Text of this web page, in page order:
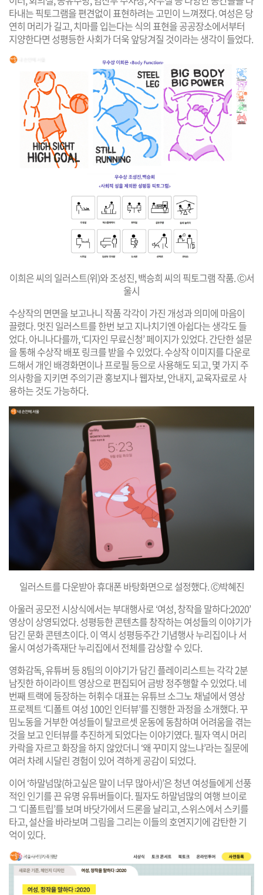
타내는 픽토그램을 편견없이 표현하려는 고민이 느껴졌다. 여성은 당
연히 머리가 길고, 치마를 입는다는 식의 표현을 공공장소에서부터
지양한다면 성평등한 사회가 더욱 앞당겨질 것이라는 생각이 들었다.
이희은 씨의 일러스트(위)와 조성진, 백승희 씨의 픽토그램 작품. Ⓒ서
울시
수상작의 면면을 보고나니 작품 각각이 가진 개성과 의미에 마음이
끌렸다. 멋진 일러스트를 한번 보고 지나치기엔 아쉽다는 생각도 들
었다. 아니나다를까, ‘디자인 무료신청’ 페이지가 있었다. 간단한 설문
을 통해 수상작 배포 링크를 받을 수 있었다. 수상작 이미지를 다운로
드해서 개인 배경화면이나 프로필 등으로 사용해도 되고, 몇 가지 주
의사항을 지키면 주의기관 홍보지나 웹자보, 안내지, 교육자료로 사
용하는 것도 가능하다.
일러스트를 다운받아 휴대폰 바탕화면으로 설정했다. Ⓒ박혜진
아울러 공모전 시상식에서는 부대행사로 ‘여성, 창작을 말하다:2020’
영상이 상영되었다. 성평등한 콘텐츠를 창작하는 여성들의 이야기가
담긴 문화 콘텐츠이다. 이 역시 성평등주간 기념행사 누리집이나 서
울시 여성가족재단 누리집에서 전체를 감상할 수 있다.
영화감독, 유튜버 등 8팀의 이야기가 담긴 플레이리스트는 각각 2분
남짓한 하이라이트 영상으로 편집되어 금방 정주행할 수 있었다. 네
번째 트랙에 등장하는 허휘수 대표는 유튜브 소그노 채널에서 영상
프로젝트 ‘디폴트 여성 100인 인터뷰’를 진행한 과정을 소개했다. 꾸
밈노동을 거부한 여성들이 탈코르셋 운동에 동참하며 어려움을 겪는
것을 보고 인터뷰를 추진하게 되었다는 이야기였다. 필자 역시 머리
카락을 자르고 화장을 하지 않았더니 ‘왜 꾸미지 않느냐’라는 질문에
여러 차례 시달린 경험이 있어 격하게 공감이 되었다.
이어 ‘하말넘많(하고싶은 말이 너무 많아서)’은 청년 여성들에게 선풍
적인 인기를 끈 유명 유튜버들이다. 필자도 하말넘많의 여행 브이로
그 ‘디폴트립’를 보며 바닷가에서 드론을 날리고, 스위스에서 스키를
타고, 설산을 바라보며 그림을 그리는 이들의 호연지기에 감탄한 기
억이 있다.